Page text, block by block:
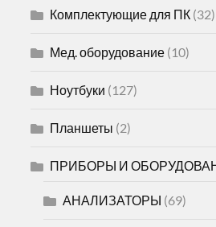
Комплектующие для ПК (32)
Мед. оборудование (10)
Ноутбуки (127)
Планшеты (2)
ПРИБОРЫ И
АНАЛИЗАТОРЫ (69)